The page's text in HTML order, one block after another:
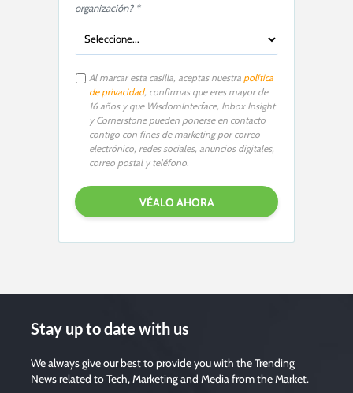
organización? *
Al marcar esta casilla, aceptas nuestra política
de privacidad, confirmas que eres mayor de
16 años y que WisdomInterface, Inbox Insight
y Cornerstone pueden ponerse en contacto
contigo con fines de marketing por correo
electrónico, redes sociales, anuncios digitales,
correo postal y teléfono.
Stay up to date with us
We always give our best to provide you with the Trending
News related to Tech, Marketing and Media from the Market.